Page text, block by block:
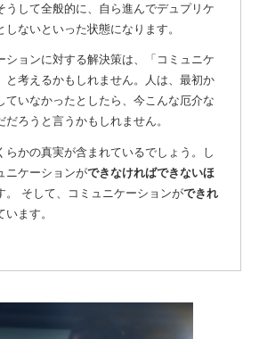
うして全般的に、自ら進んでデュプリケ
ないといった状態になります。
ションに対する解決策は、「コミュニケ
と考えるかもしれません。人は、最初か
ていなかったとしたら、今こんな厄介な
だろうと言うかもしれません。
らかの真実が含まれているでしょう。し
ニケーションができなければできないほ
。 そして、コミュニケーションができれ
います。